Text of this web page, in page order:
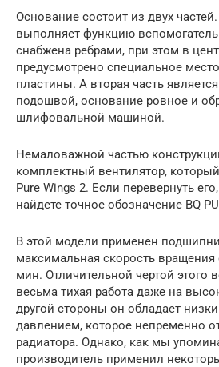
Основание состоит из двух
выполняет функцию
снабжена ребрами, при этом в
предусмотрено специальное
пластины. А вторая часть
подошвой, основание ровное и
шлифовальной машиной.
Немаловажной частью
комплектный вентилятор,
Pure Wings 2. Если перевернуть
найдете точное обозначение BQ
В этой модели применен
максимальная скорость вращения
мин. Отличительной чертой этого
весьма тихая работа даже на
другой стороны он обладает
давлением, которое непременно
радиатора. Однако, как мы
производитель применил